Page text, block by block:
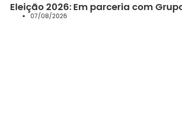
Eleição 2026: Em parceria com
07/08/2026